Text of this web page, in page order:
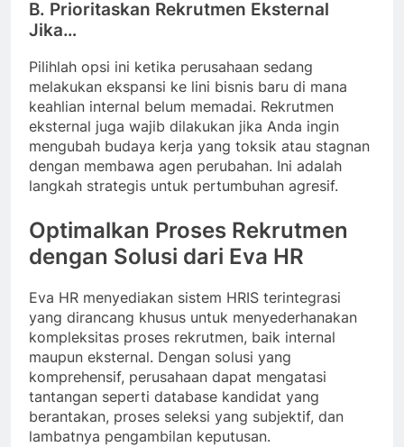
B. Prioritaskan Rekrutmen Eksternal
Jika…
Pilihlah opsi ini ketika perusahaan sedang
melakukan ekspansi ke lini bisnis baru di mana
keahlian internal belum memadai. Rekrutmen
eksternal juga wajib dilakukan jika Anda ingin
mengubah budaya kerja yang toksik atau stagnan
dengan membawa agen perubahan. Ini adalah
langkah strategis untuk pertumbuhan agresif.
Optimalkan Proses Rekrutmen
dengan Solusi dari Eva HR
Eva HR menyediakan sistem HRIS terintegrasi
yang dirancang khusus untuk menyederhanakan
kompleksitas proses rekrutmen, baik internal
maupun eksternal. Dengan solusi yang
komprehensif, perusahaan dapat mengatasi
tantangan seperti database kandidat yang
berantakan, proses seleksi yang subjektif, dan
lambatnya pengambilan keputusan.